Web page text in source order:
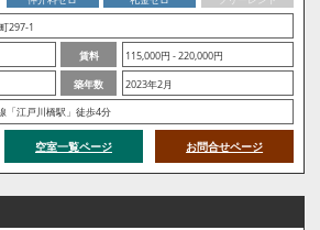
297-1
賃料
115,000円 - 220,000円
築年数
2023年2月
「江戸川橋駅」徒歩4分
空室一覧ページ お問合せページ